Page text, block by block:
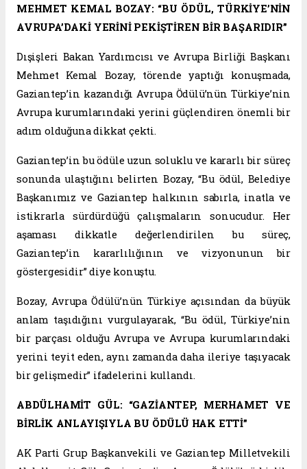
MEHMET KEMAL BOZAY: “BU ÖDÜL, TÜRKİYE’NİN
AVRUPA’DAKİ YERİNİ PEKİŞTİREN BİR BAŞARIDIR”
Dışişleri Bakan Yardımcısı ve Avrupa Birliği Başkanı
Mehmet Kemal Bozay, törende yaptığı konuşmada,
Gaziantep’in kazandığı Avrupa Ödülü’nün Türkiye’nin
Avrupa kurumlarındaki yerini güçlendiren önemli bir
adım olduğuna dikkat çekti.
Gaziantep’in bu ödüle uzun soluklu ve kararlı bir süreç
sonunda ulaştığını belirten Bozay, “Bu ödül, Belediye
Başkanımız ve Gaziantep halkının sabırla, inatla ve
istikrarla sürdürdüğü çalışmaların sonucudur. Her
aşaması dikkatle değerlendirilen bu süreç,
Gaziantep’in kararlılığının ve vizyonunun bir
göstergesidir” diye konuştu.
Bozay, Avrupa Ödülü’nün Türkiye açısından da büyük
anlam taşıdığını vurgulayarak, “Bu ödül, Türkiye’nin
bir parçası olduğu Avrupa ve Avrupa kurumlarındaki
yerini teyit eden, aynı zamanda daha ileriye taşıyacak
bir gelişmedir” ifadelerini kullandı.
ABDÜLHAMİT GÜL: “GAZİANTEP, MERHAMET VE
BİRLİK ANLAYIŞIYLA BU ÖDÜLÜ HAK ETTİ”
AK Parti Grup Başkanvekili ve Gaziantep Milletvekili